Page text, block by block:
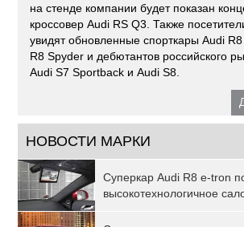
на стенде компании будет показан
кроссовер Audi RS Q3. Также
увидят обновленные спорткары Audi
R8 Spyder и дебютантов российского
Audi S7 Sportback и Audi S8.
НОВОСТИ МАРКИ
Суперкар Audi R8 e-tron
высокотехнологичное